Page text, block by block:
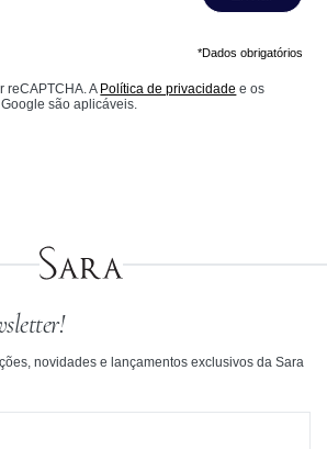
*Dados obrigatórios
reCAPTCHA. A Política de privacidade e os
são aplicáveis.
novidades e lançamentos exclusivos da Sara